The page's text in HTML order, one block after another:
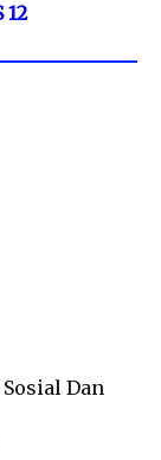
12
Dan